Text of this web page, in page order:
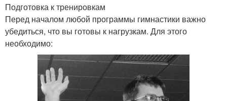
Подготовка к тренировкам
Перед началом любой программы гимнастики важно
убедиться, что вы готовы к нагрузкам. Для этого
необходимо: